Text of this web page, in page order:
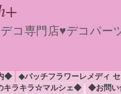
コ専門店♥デコパ
◆
◆バッチフラワーレメディ
キラキラ☆マルシェ◆
◆お問